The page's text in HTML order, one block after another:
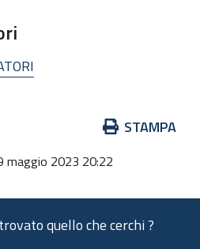
STAMPA
maggio 2023 20:22
quello che cerchi ?